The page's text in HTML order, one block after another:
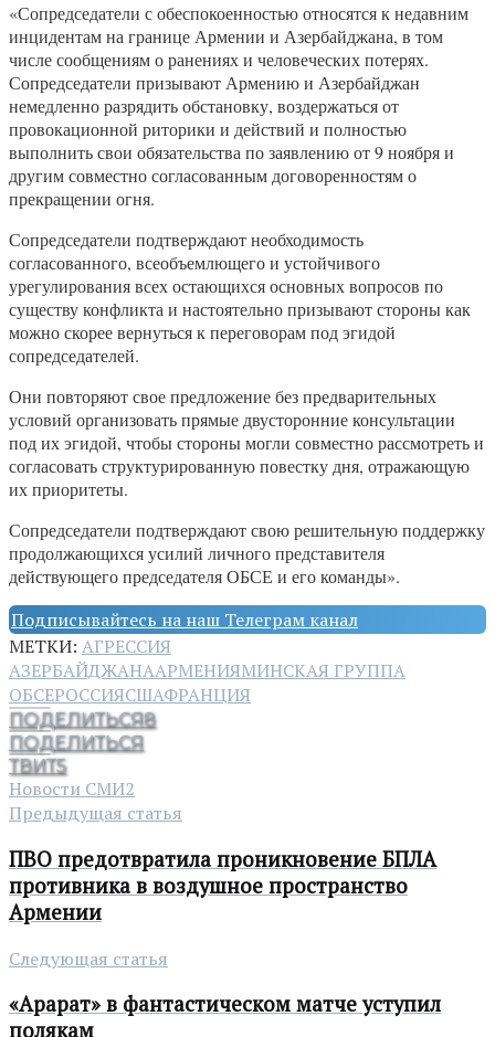
«Сопредседатели с обеспокоенностью относятся к недавним
инцидентам на границе Армении и Азербайджана, в том
числе сообщениям о ранениях и человеческих потерях.
Сопредседатели призывают Армению и Азербайджан
немедленно разрядить обстановку, воздержаться от
провокационной риторики и действий и полностью
выполнить свои обязательства по заявлению от 9 ноября и
другим совместно согласованным договоренностям о
прекращении огня.
Сопредседатели подтверждают необходимость
согласованного, всеобъемлющего и устойчивого
урегулирования всех остающихся основных вопросов по
существу конфликта и настоятельно призывают стороны как
можно скорее вернуться к переговорам под эгидой
сопредседателей.
Они повторяют свое предложение без предварительных
условий организовать прямые двусторонние консультации
под их эгидой, чтобы стороны могли совместно рассмотреть и
согласовать структурированную повестку дня, отражающую
их приоритеты.
Сопредседатели подтверждают свою решительную поддержку
продолжающихся усилий личного представителя
действующего председателя ОБСЕ и его команды».
Подписывайтесь на наш Телеграм канал
МЕТКИ: АГРЕССИЯ
АЗЕРБАЙДЖАНААРМЕНИЯМИНСКАЯ ГРУППА
ОБСЕРОССИЯСШАФРАНЦИЯ
ПОДЕЛИТЬСЯ8
ПОДЕЛИТЬСЯ
ТВИТ5
Новости СМИ2
Предыдущая статья
ПВО предотвратила проникновение БПЛА
противника в воздушное пространство
Армении
Следующая статья
«Арарат» в фантастическом матче уступил
полякам